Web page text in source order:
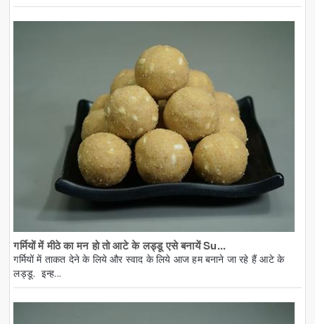
गर्मियों में मीठे का मन हो तो आटे के लड्डू एसे बनायें Su...
गर्मियों में ताकत देने के लिये और स्वाद के लिये आज हम बनाने जा रहे हैं आटे के
लड्डू. इन्ह...